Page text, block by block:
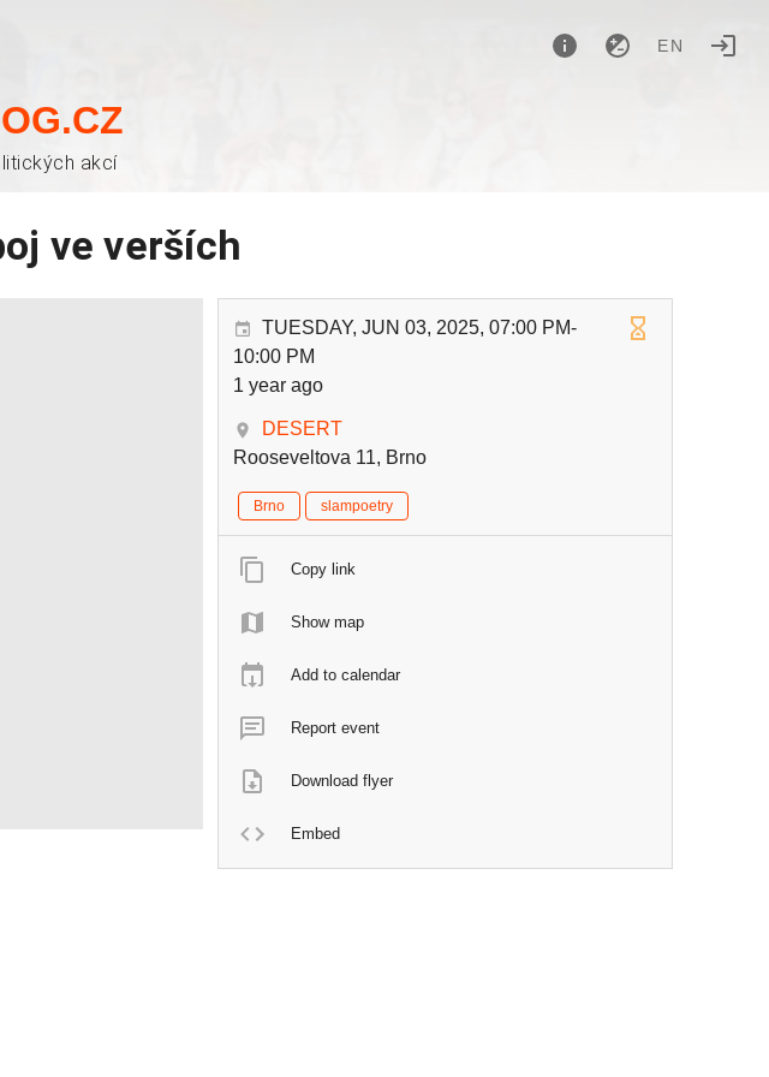
EN
akcí
ve verších
TUESDAY, JUN 03, 2025, 07:00 PM-
10:00 PM
1 year ago
DESERT
Rooseveltova 11, Brno
Brno slampoetry
Copy link
Show map
Add to calendar
Report event
Download flyer
Embed